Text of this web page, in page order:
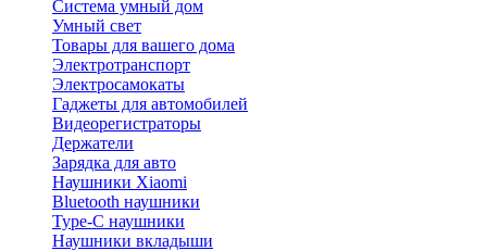
Система умный дом
Умный свет
Товары для вашего дома
Электротранспорт
Электросамокаты
Гаджеты для автомобилей
Видеорегистраторы
Держатели
Зарядка для авто
Наушники Xiaomi
Bluetooth наушники
Type-C наушники
Наушники вкладыши